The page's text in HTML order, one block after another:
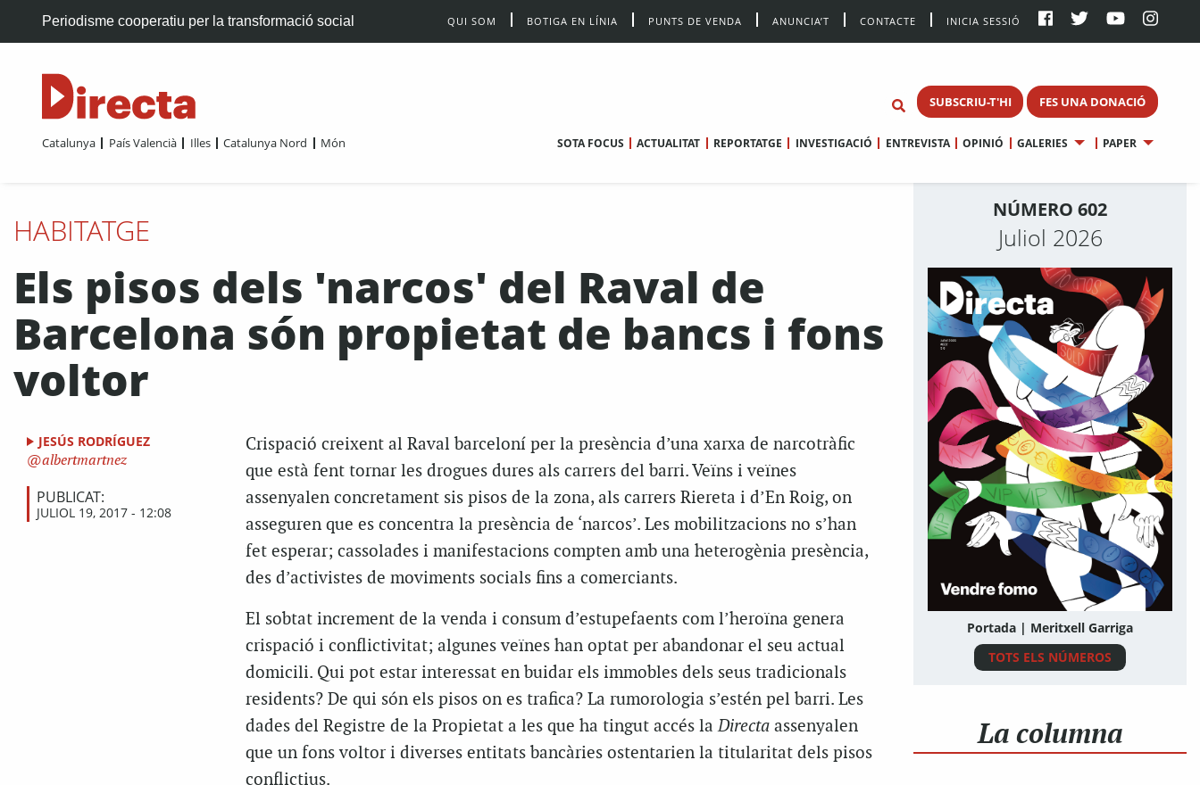
Periodisme cooperatiu per la transformació social QUI SOM BOTIGA EN LÍNIA PUNTS DE VENDA ANUNCIA’T CONTACTE INICIA SESSIÓ
SUBSCRIU-T'HI FES UNA DONACIÓ
Catalunya País Valencià Illes Catalunya Nord Món SOTA FOCUS ACTUALITAT REPORTATGE INVESTIGACIÓ ENTREVISTA OPINIÓ GALERIES PAPER
HABITATGE
Els pisos dels 'narcos' del Raval de
Barcelona són propietat de bancs i fons
voltor
JESÚS RODRÍGUEZ
albertmartnez
PUBLICAT:
JULIOL 19, 2017 - 12:08
Crispació creixent al Raval barceloní per la presència d’una xarxa de narcotràfic
que està fent tornar les drogues dures als carrers del barri. Veïns i veïnes
assenyalen concretament sis pisos de la zona, als carrers Riereta i d’En Roig, on
asseguren que es concentra la presència de ‘narcos’. Les mobilitzacions no s’han
fet esperar; cassolades i manifestacions compten amb una heterogènia presència,
des d’activistes de moviments socials fins a comerciants.
El sobtat increment de la venda i consum d’estupefaents com l’heroïna genera
crispació i conflictivitat; algunes veïnes han optat per abandonar el seu actual
domicili. Qui pot estar interessat en buidar els immobles dels seus tradicionals
residents? De qui són els pisos on es trafica? La rumorologia s’estén pel barri. Les
dades del Registre de la Propietat a les que ha tingut accés laDirectaassenyalen
que un fons voltor i diverses entitats bancàries ostentarien la titularitat dels pisos
conflictius.
NÚMERO 602
Juliol 2026
Portada | Meritxell Garriga
TOTS ELS NÚMEROS
La columna